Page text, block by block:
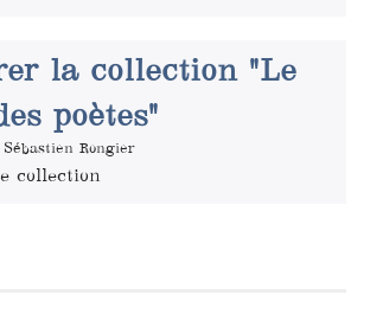
la collection "Le
poètes"
Rongier
collection